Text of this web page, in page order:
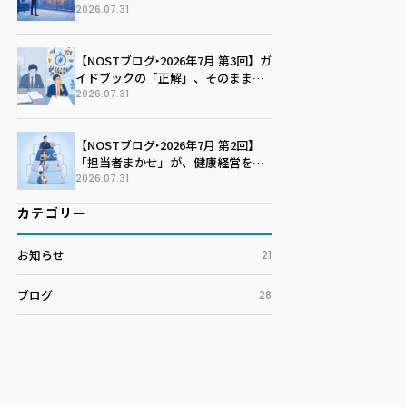
社の未来を語る季節に変える
2026.07.31
【NOSTブログ‣2026年7月 第3回】ガ
イドブックの「正解」、そのまま写
していませんか？100社100通りの戦
2026.07.31
【NOSTブログ‣2026年7月 第2回】
「担当者まかせ」が、健康経営を止
めている。孤独な戦いを終わらせる
2026.07.31
カテゴリー
お知らせ 21
ブログ 28